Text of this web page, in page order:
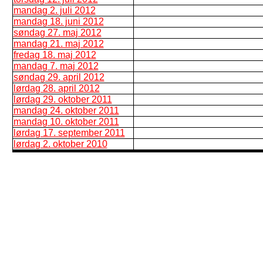
mandag 2. juli 2012
mandag 18. juni 2012
søndag 27. maj 2012
mandag 21. maj 2012
fredag 18. maj 2012
mandag 7. maj 2012
søndag 29. april 2012
lørdag 28. april 2012
lørdag 29. oktober 2011
mandag 24. oktober 2011
mandag 10. oktober 2011
lørdag 17. september 2011
lørdag 2. oktober 2010